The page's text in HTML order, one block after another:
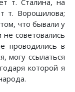
т. Сталина, на
т. Ворошилова;
что бывали у
не советовались
проводились в
могу ссылаться
которой я